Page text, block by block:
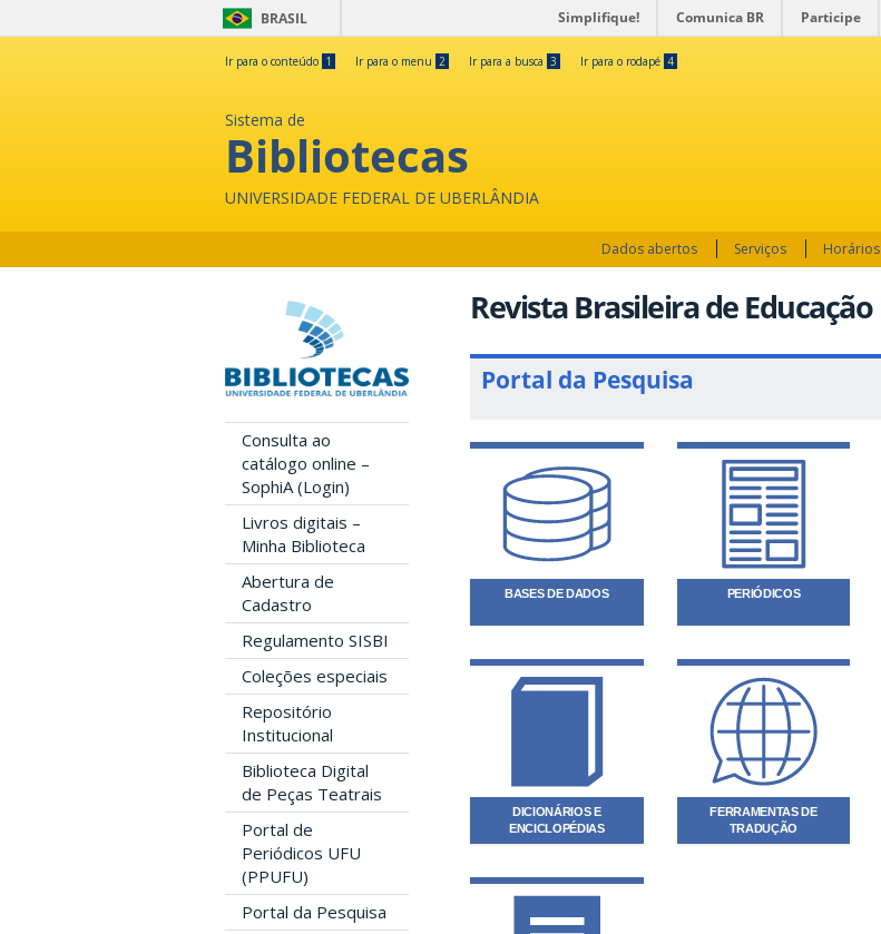
BRASIL Simplifique! Comunica BR Participe
Ir para o conteúdo 1 Ir para o menu 2 Ir para a busca 3 Ir para o rodapé 4
Sistema de
Bibliotecas
UNIVERSIDADE FEDERAL DE UBERLÂNDIA
Dados abertos Serviços Horários
Consulta ao
catálogo online –
SophiA (Login)
Livros digitais –
Minha Biblioteca
Abertura de
Cadastro
Regulamento SISBI
Coleções especiais
Repositório
Institucional
Biblioteca Digital
de Peças Teatrais
Portal de
Periódicos UFU
(PPUFU)
Portal da Pesquisa
Revista Brasileira de Educação
Portal da Pesquisa
BASES DE DADOS PERIÓDICOS
DICIONÁRIOS E
ENCICLOPÉDIAS
FERRAMENTAS DE
TRADUÇÃO